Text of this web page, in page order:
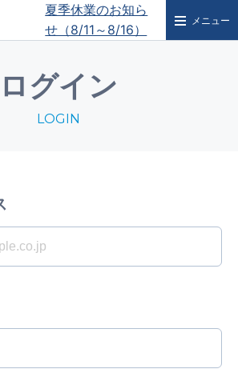
夏季休業のお知ら
せ（8/11～8/16）
メニュー
ログイン
LOGIN